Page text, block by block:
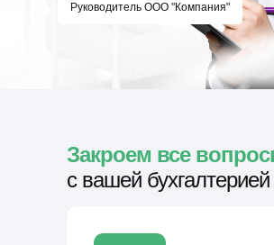
Руководитель ООО "Компания"
Закроем все
с вашей бухгалтерией